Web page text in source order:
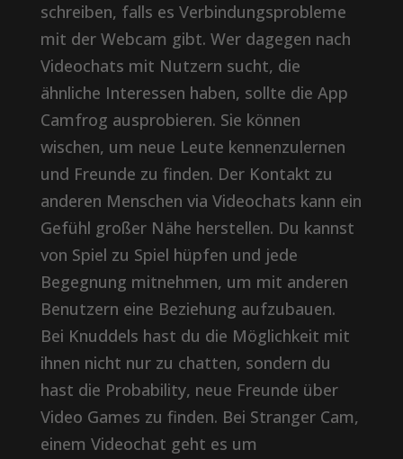
schreiben, falls es Verbindungsprobleme
mit der Webcam gibt. Wer dagegen nach
Videochats mit Nutzern sucht, die
ähnliche Interessen haben, sollte die App
Camfrog ausprobieren. Sie können
wischen, um neue Leute kennenzulernen
und Freunde zu finden. Der Kontakt zu
anderen Menschen via Videochats kann ein
Gefühl großer Nähe herstellen. Du kannst
von Spiel zu Spiel hüpfen und jede
Begegnung mitnehmen, um mit anderen
Benutzern eine Beziehung aufzubauen.
Bei Knuddels hast du die Möglichkeit mit
ihnen nicht nur zu chatten, sondern du
hast die Probability, neue Freunde über
Video Games zu finden. Bei Stranger Cam,
einem Videochat geht es um